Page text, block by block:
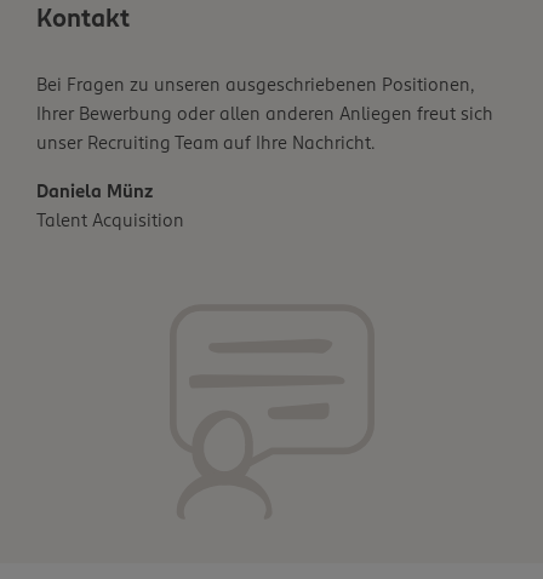
Kontakt
Bei Fragen zu unseren ausgeschriebenen Positionen,
Ihrer Bewerbung oder allen anderen Anliegen freut sich
unser Recruiting Team auf Ihre Nachricht.
Daniela Münz
Talent Acquisition